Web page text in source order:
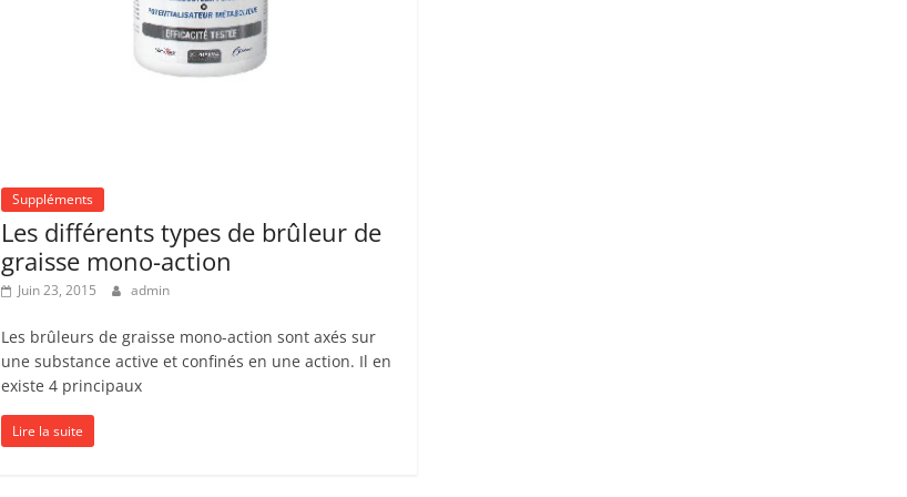
Suppléments
Les différents types de brûleur de
graisse mono-action
Juin 23, 2015 admin
Les brûleurs de graisse mono-action sont axés sur
une substance active et confinés en une action. Il en
existe 4 principaux
Lire la suite